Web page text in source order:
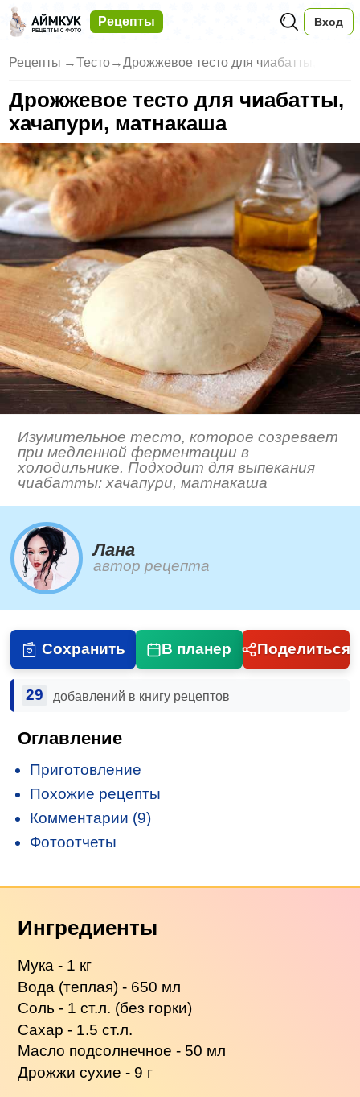
Рецепты Вход
Рецепты →Тесто→Дрожжевое тесто для чиабатты,
Дрожжевое тесто для чиабатты,
хачапури, матнакаша
Изумительное тесто, которое созревает
при медленной ферментации в
холодильнике. Подходит для выпекания
чиабатты: хачапури, матнакаша
Лана
автор рецепта
Сохранить В планер Поделиться
29 добавлений в книгу рецептов
Оглавление
Приготовление
Похожие рецепты
Комментарии (9)
Фотоотчеты
Ингредиенты
Мука - 1 кг
Вода (теплая) - 650 мл
Соль - 1 ст.л. (без горки)
Сахар - 1.5 ст.л.
Масло подсолнечное - 50 мл
Дрожжи сухие - 9 г